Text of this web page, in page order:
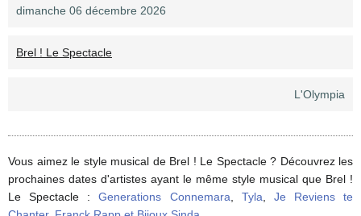
dimanche 06 décembre 2026
Brel ! Le Spectacle
L'Olympia
Vous aimez le style musical de Brel ! Le Spectacle ? Découvrez les
prochaines dates d'artistes ayant le même style musical que Brel !
Le Spectacle :Generations Connemara, Tyla, Je Reviens te